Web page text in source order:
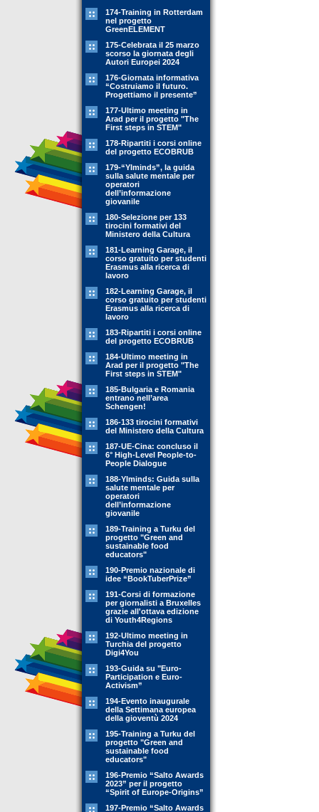
174-Training in Rotterdam
nel progetto
GreenELEMENT
175-Celebrata il 25 marzo
scorso la giornata degli
Autori Europei 2024
176-Giornata informativa
“Costruiamo il futuro.
Progettiamo il presente”
177-Ultimo meeting in
Arad per il progetto "The
First steps in STEM"
178-Ripartiti i corsi online
del progetto ECOBRUB
179-“YIminds”, la guida
sulla salute mentale per
operatori
dell’informazione
giovanile
180-Selezione per 133
tirocini formativi del
Ministero della Cultura
181-Learning Garage, il
corso gratuito per studenti
Erasmus alla ricerca di
lavoro
182-Learning Garage, il
corso gratuito per studenti
Erasmus alla ricerca di
lavoro
183-Ripartiti i corsi online
del progetto ECOBRUB
184-Ultimo meeting in
Arad per il progetto "The
First steps in STEM"
185-Bulgaria e Romania
entrano nell’area
Schengen!
186-133 tirocini formativi
del Ministero della Cultura
187-UE-Cina: concluso il
6° High-Level People-to-
People Dialogue
188-YIminds: Guida sulla
salute mentale per
operatori
dell’informazione
giovanile
189-Training a Turku del
progetto "Green and
sustainable food
educators"
190-Premio nazionale di
idee “BookTuberPrize”
191-Corsi di formazione
per giornalisti a Bruxelles
grazie all'ottava edizione
di Youth4Regions
192-Ultimo meeting in
Turchia del progetto
Digi4You
193-Guida su "Euro-
Participation e Euro-
Activism”
194-Evento inaugurale
della Settimana europea
della gioventù 2024
195-Training a Turku del
progetto "Green and
sustainable food
educators"
196-Premio “Salto Awards
2023” per il progetto
“Spirit of Europe-Origins”
197-Premio “Salto Awards